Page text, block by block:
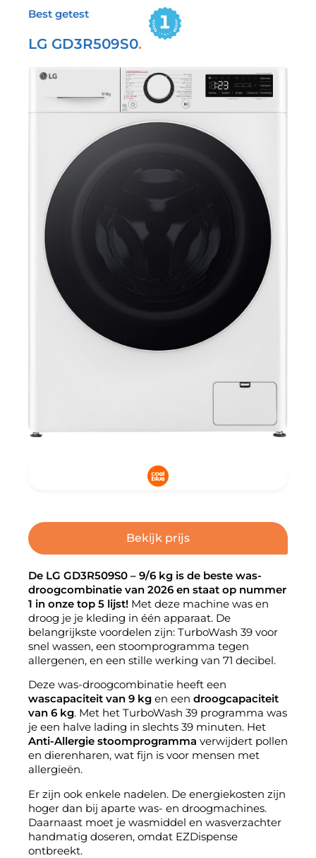
Best getest
LG GD3R509S0
Bekijk prijs
De LG GD3R509S0 – 9/6 kg is de beste was-
droogcombinatie van 2026 en staat op nummer
1 in onze top 5 lijst! Met deze machine was en
droog je je kleding in één apparaat. De
belangrijkste voordelen zijn: TurboWash 39 voor
snel wassen, een stoomprogramma tegen
allergenen, en een stille werking van 71 decibel.
Deze was-droogcombinatie heeft een
wascapaciteit van 9 kg en een droogcapaciteit
van 6 kg. Met het TurboWash 39 programma was
je een halve lading in slechts 39 minuten. Het
Anti-Allergie stoomprogramma verwijdert pollen
en dierenharen, wat fijn is voor mensen met
allergieën.
Er zijn ook enkele nadelen. De energiekosten zijn
hoger dan bij aparte was- en droogmachines.
Daarnaast moet je wasmiddel en wasverzachter
handmatig doseren, omdat EZDispense
ontbreekt.